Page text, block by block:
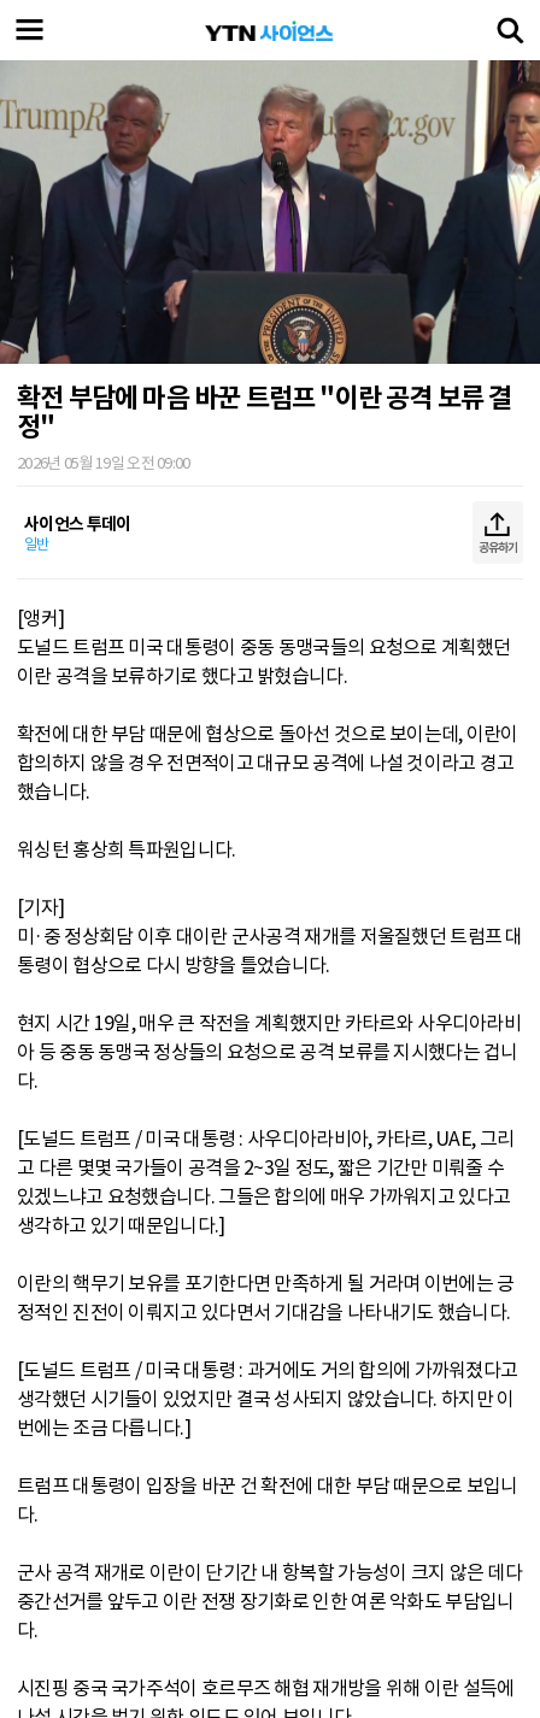
확전 부담에 마음 바꾼 트럼프 "이란 공격 보류 결
정"
2026년 05월 19일 오전 09:00
사이언스 투데이
일반 공유하기
[앵커]
도널드 트럼프 미국 대통령이 중동 동맹국들의 요청으로 계획했던
이란 공격을 보류하기로 했다고 밝혔습니다.
확전에 대한 부담 때문에 협상으로 돌아선 것으로 보이는데, 이란이
합의하지 않을 경우 전면적이고 대규모 공격에 나설 것이라고 경고
했습니다.
워싱턴 홍상희 특파원입니다.
[기자]
미·중 정상회담 이후 대이란 군사공격 재개를 저울질했던 트럼프 대
통령이 협상으로 다시 방향을 틀었습니다.
현지 시간 19일, 매우 큰 작전을 계획했지만 카타르와 사우디아라비
아 등 중동 동맹국 정상들의 요청으로 공격 보류를 지시했다는 겁니
다.
[도널드 트럼프 / 미국 대통령 : 사우디아라비아, 카타르, UAE, 그리
고 다른 몇몇 국가들이 공격을 2~3일 정도, 짧은 기간만 미뤄줄 수
있겠느냐고 요청했습니다. 그들은 합의에 매우 가까워지고 있다고
생각하고 있기 때문입니다.]
이란의 핵무기 보유를 포기한다면 만족하게 될 거라며 이번에는 긍
정적인 진전이 이뤄지고 있다면서 기대감을 나타내기도 했습니다.
[도널드 트럼프 / 미국 대통령 : 과거에도 거의 합의에 가까워졌다고
생각했던 시기들이 있었지만 결국 성사되지 않았습니다. 하지만 이
번에는 조금 다릅니다.]
트럼프 대통령이 입장을 바꾼 건 확전에 대한 부담 때문으로 보입니
다.
군사 공격 재개로 이란이 단기간 내 항복할 가능성이 크지 않은 데다
중간선거를 앞두고 이란 전쟁 장기화로 인한 여론 악화도 부담입니
다.
시진핑 중국 국가주석이 호르무즈 해협 재개방을 위해 이란 설득에